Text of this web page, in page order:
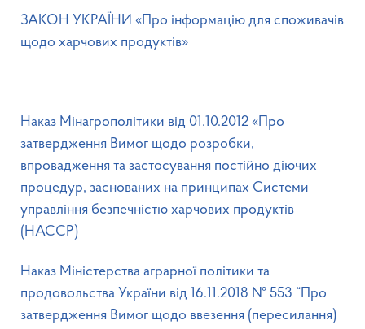
ЗАКОН УКРАЇНИ «Про інформацію для споживачів
щодо харчових продуктів»
Наказ Мінагрополітики від 01.10.2012 «Про
затвердження Вимог щодо розробки,
впровадження та застосування постійно діючих
процедур, заснованих на принципах Системи
управління безпечністю харчових продуктів
(НАССР)
Наказ Міністерства аграрної політики та
продовольства України від 16.11.2018 № 553 “Про
затвердження Вимог щодо ввезення (пересилання)